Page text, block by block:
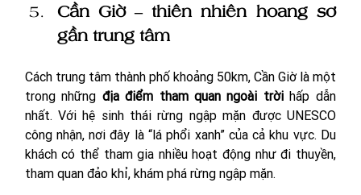
Cần Giờ – thiên nhiên hoang sơ
gần trung tâm
Cách trung tâm thành phố khoảng 50km, Cần Giờ là một
trong những địa điểm tham quan ngoài trời hấp dẫn
nhất. Với hệ sinh thái rừng ngập mặn được UNESCO
công nhận, nơi đây là “lá phổi xanh” của cả khu vực. Du
khách có thể tham gia nhiều hoạt động như đi thuyền,
tham quan đảo khỉ, khám phá rừng ngập mặn.